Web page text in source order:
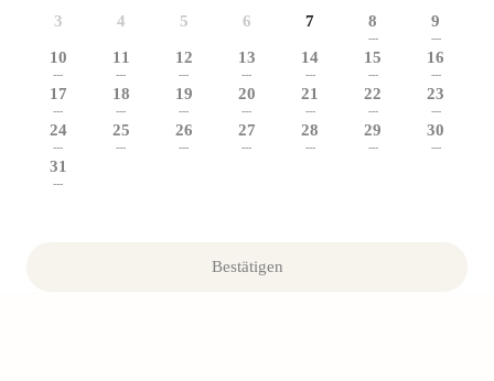
3 4 5 6 7 8
---
9
---
10
---
11
---
12
---
13
---
14
---
15
---
16
---
17
---
18
---
19
---
20
---
21
---
22
---
23
---
24
---
25
---
26
---
27
---
28
---
29
---
30
---
31
---
Bestätigen